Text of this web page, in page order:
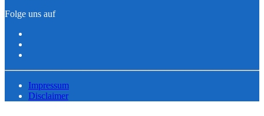
Folge uns auf
Impressum
Disclaimer